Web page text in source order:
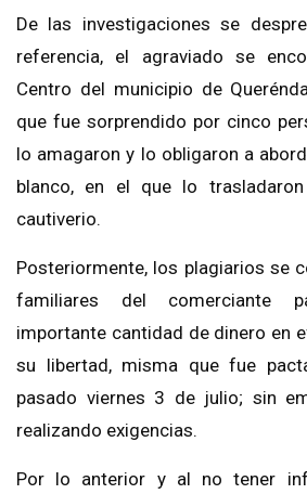
De las investigaciones se
referencia, el agraviado se
Centro del municipio de
que fue sorprendido por cinco
lo amagaron y lo obligaron a
blanco, en el que lo
cautiverio.
Posteriormente, los plagiarios se
familiares del comerciante
importante cantidad de dinero en
su libertad, misma que fue
pasado viernes 3 de julio; sin
realizando exigencias.
Por lo anterior y al no tener